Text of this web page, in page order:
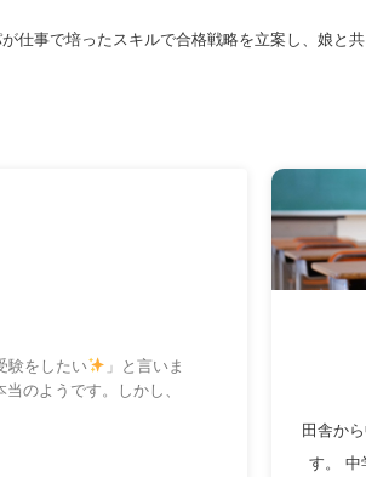
事で培ったスキルで合格戦略を立案し、娘と共
験をしたい
」と言いま
のようです。しかし、
田舎か
す。 中